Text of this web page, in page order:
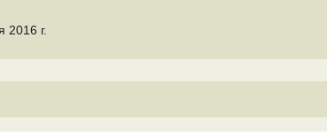
2016 г.